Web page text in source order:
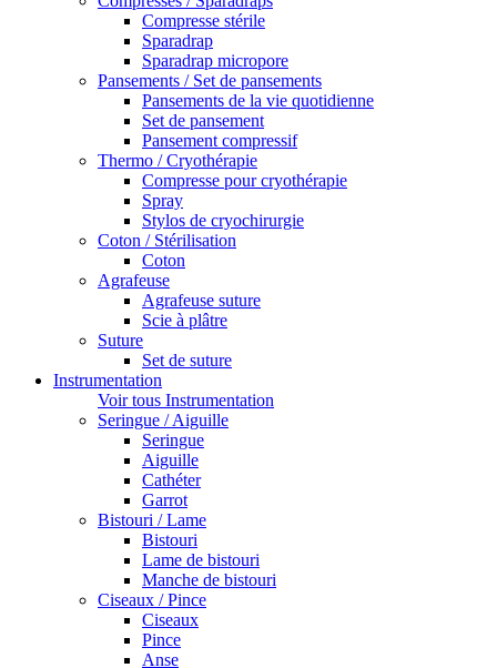
Compresse stérile
Sparadrap
Sparadrap micropore
Pansements / Set de pansements
Pansements de la vie quotidienne
Set de pansement
Pansement compressif
Thermo / Cryothérapie
Compresse pour cryothérapie
Spray
Stylos de cryochirurgie
Coton / Stérilisation
Coton
Agrafeuse
Agrafeuse suture
Scie à plâtre
Suture
Set de suture
Instrumentation
Voir tous Instrumentation
Seringue / Aiguille
Seringue
Aiguille
Cathéter
Garrot
Bistouri / Lame
Bistouri
Lame de bistouri
Manche de bistouri
Ciseaux / Pince
Ciseaux
Pince
Anse